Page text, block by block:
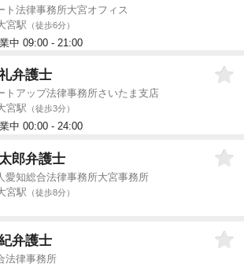
ト法律事務所大宮オフィス
宮駅 （徒歩6分）
中 09:00 - 21:00
弁護士
トアップ法律事務所さいたま支店
宮駅 （徒歩3分）
中 00:00 - 24:00
郎弁護士
愛知総合法律事務所大宮事務所
宮駅 （徒歩8分）
弁護士
法律事務所